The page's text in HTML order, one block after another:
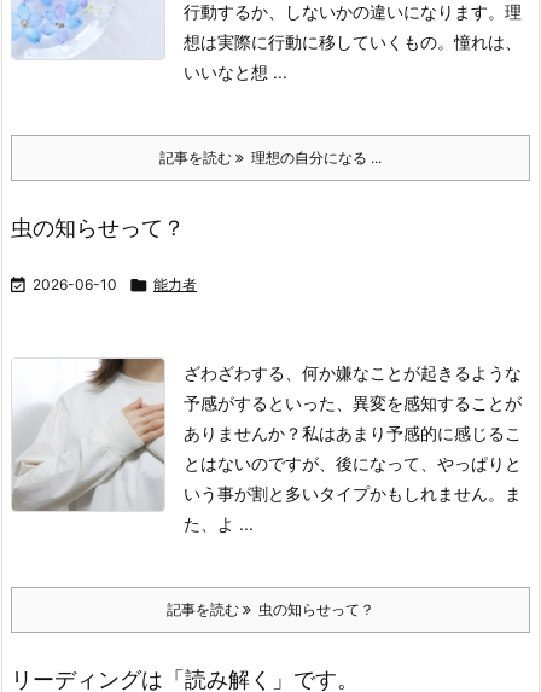
行動するか、しないかの違いになります。 理
想は実際に行動に移していくもの。憧れは、
いいなと想 ...
記事を読む 理想の自分になる ...
虫の知らせって？
 2026-06-10  能力者
ざわざわする、何か嫌なことが起きるような
予感がするといった、異変を感知することが
ありませんか？私はあまり予感的に感じるこ
とはないのですが、後になって、やっぱりと
いう事が割と多いタイプかもしれません。
ま
た、よ ...
記事を読む 虫の知らせって？
リーディングは「読み解く」です。